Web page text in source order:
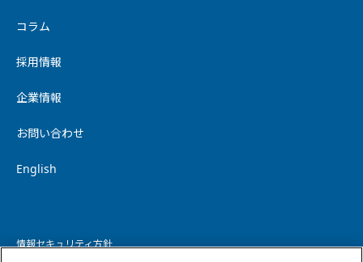
コラム
採用情報
企業情報
お問い合わせ
English
情報セキュリティ方針